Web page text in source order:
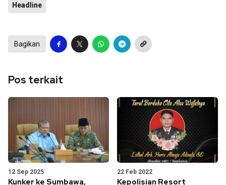
Headline
Bagikan
Pos terkait
12 Sep 2025
Kunker ke Sumbawa,
22 Feb 2022
Kepolisian Resort